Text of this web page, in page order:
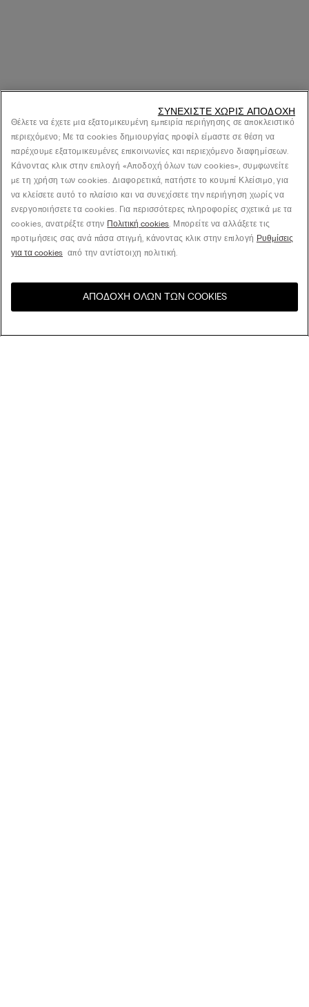
United States
Θέλετε να έχετε μια εξατομικευμένη εμπειρία περιήγησης σε αποκλειστικό
περιεχόμενο; Με τα cookies δημιουργίας προφίλ είμαστε σε θέση να
παρέχουμε εξατομικευμένες επικοινωνίες και περιεχόμενο διαφημίσεων.
Κάνοντας κλικ στην επιλογή «Αποδοχή όλων των cookies», συμφωνείτε
με τη χρήση των cookies. Διαφορετικά, πατήστε το κουμπί Κλείσιμο, για
να κλείσετε αυτό το πλαίσιο και να συνεχίσετε την περιήγηση χωρίς να
ενεργοποιήσετε τα cookies. Για περισσότερες πληροφορίες σχετικά με τα
cookies, ανατρέξτε στην Πολιτική cookies. Μπορείτε να αλλάξετε τις
προτιμήσεις σας ανά πάσα στιγμή, κάνοντας κλικ στην επιλογή Ρυθμίσεις
για τα cookies από την αντίστοιχη πολιτική.
ΑΠΟΔΟΧΉ ΌΛΩΝ ΤΩΝ COOKIES
ΣΥΝΕΧΊΣΤΕ ΧΩΡΊΣ ΑΠΟΔΟΧΉ